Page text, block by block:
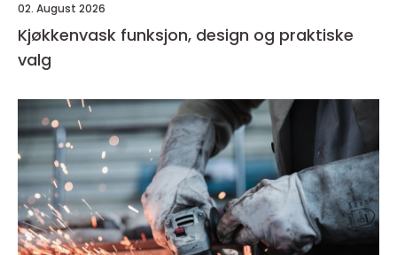
02. August 2026
Kjøkkenvask funksjon, design og praktiske
valg